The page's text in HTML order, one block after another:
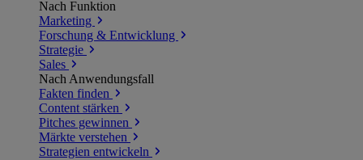
Nach Funktion
Marketing
Forschung & Entwicklung
Strategie
Sales
Nach Anwendungsfall
Fakten finden
Content stärken
Pitches gewinnen
Märkte verstehen
Strategien entwickeln